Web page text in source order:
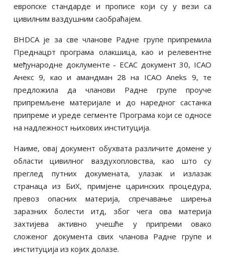
европске стандарде и прописе који су у вези са
цивилним ваздушним саобраћајем.
BHDCA је за све чланове Радне групе припремила
Преднацрт програма олакшица, као и релевентне
међународне доклументе - ECAC документ 30, ICAO
Анекс 9, као и амандман 28 на ICAO Aneks 9, те
предложила да чланови Радне групе проуче
припремљене материјале и до наредног састанка
припреме и уреде сегменте Програма који се односе
на надлежност њихових институција.
Наиме, овај документ обухвата различите домене у
области цивилног ваздухопловства, као што су
преглед путних докумената, улазак и излазак
странаца из БиХ, примјене царинских процедура,
превоз опасних материја, спречавање ширења
заразних болести итд, због чега ова материја
захтијева активно учешће у припреми овако
сложеног документа свих чланова Радне групе и
институција из којих долазе.